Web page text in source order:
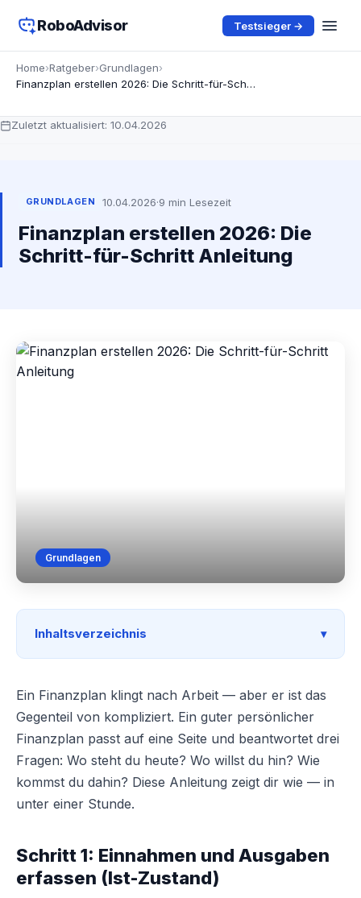
RoboAdvisor Testsieger →
Home›Ratgeber›Grundlagen›
Finanzplan erstellen 2026: Die Schritt-für-Schritt Anleitung
Zuletzt aktualisiert: 10.04.2026
GRUNDLAGEN 10.04.2026·9 min Lesezeit
Finanzplan erstellen 2026: Die
Schritt-für-Schritt Anleitung
Grundlagen
Inhaltsverzeichnis
Ein Finanzplan klingt nach Arbeit — aber er ist das
Gegenteil von kompliziert. Ein guter persönlicher
Finanzplan passt auf eine Seite und beantwortet drei
Fragen: Wo steht du heute? Wo willst du hin? Wie
kommst du dahin? Diese Anleitung zeigt dir wie — in
unter einer Stunde.
Schritt 1: Einnahmen und Ausgaben
erfassen (Ist-Zustand)